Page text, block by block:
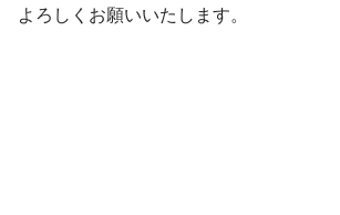
よろしくお願いいたします。